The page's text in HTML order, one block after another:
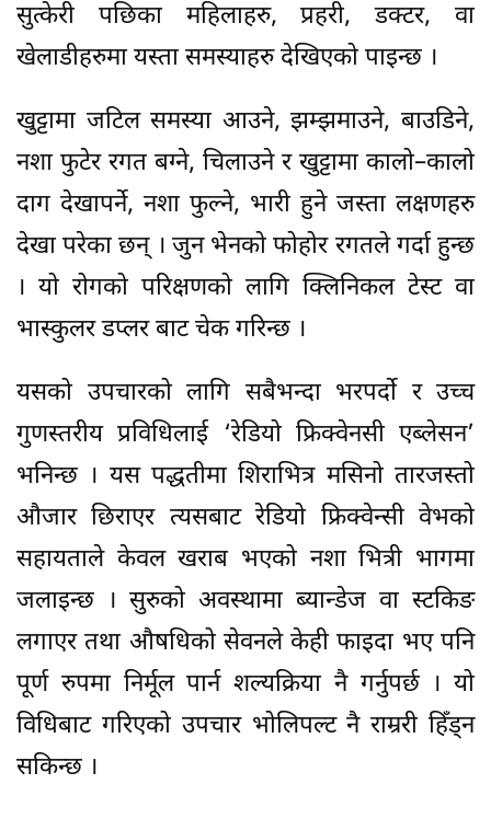
सुत्केरी पछिका महिलाहरु, प्रहरी, डक्टर, वा
खेलाडीहरुमा यस्ता समस्याहरु देखिएको पाइन्छ ।
खुट्टामा जटिल समस्या आउने, झम्झमाउने, बाउडिने,
नशा फुटेर रगत बग्ने, चिलाउने र खुट्टामा कालो–कालो
दाग देखापर्ने, नशा फुल्ने, भारी हुने जस्ता लक्षणहरु
देखा परेका छन् । जुन भेनको फोहोर रगतले गर्दा हुन्छ
। यो रोगको परिक्षणको लागि क्लिनिकल टेस्ट वा
भास्कुलर डप्लर बाट चेक गरिन्छ ।
यसको उपचारको लागि सबैभन्दा भरपर्दो र उच्च
गुणस्तरीय प्रविधिलाई ‘रेडियो फ्रिक्वेनसी एब्लेसन’
भनिन्छ । यस पद्धतीमा शिराभित्र मसिनो तारजस्तो
औजार छिराएर त्यसबाट रेडियो फ्रिक्वेन्सी वेभको
सहायताले केवल खराब भएको नशा भित्री भागमा
जलाइन्छ । सुरुको अवस्थामा ब्यान्डेज वा स्टकिङ
लगाएर तथा औषधिको सेवनले केही फाइदा भए पनि
पूर्ण रुपमा निर्मूल पार्न शल्यक्रिया नै गर्नुपर्छ । यो
विधिबाट गरिएको उपचार भोलिपल्ट नै राम्ररी हिँड्न
सकिन्छ ।